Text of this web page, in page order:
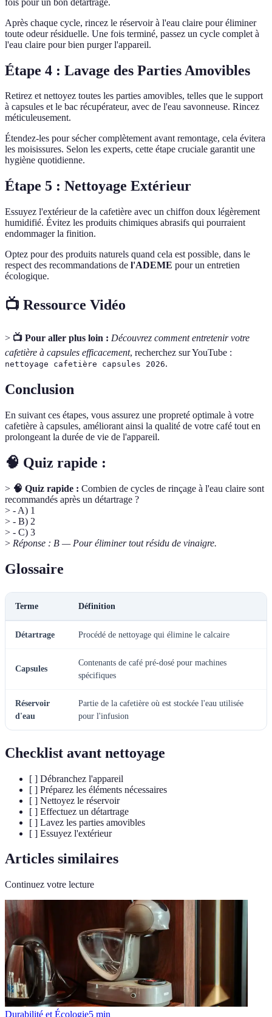
Après chaque cycle, rincez le réservoir à l'eau claire pour éliminer
toute odeur résiduelle. Une fois terminé, passez un cycle complet à
l'eau claire pour bien purger l'appareil.
Étape 4 : Lavage des Parties Amovibles
Retirez et nettoyez toutes les parties amovibles, telles que le support
à capsules et le bac récupérateur, avec de l'eau savonneuse. Rincez
méticuleusement.
Étendez-les pour sécher complètement avant remontage, cela évitera
les moisissures. Selon les experts, cette étape cruciale garantit une
hygiène quotidienne.
Étape 5 : Nettoyage Extérieur
Essuyez l'extérieur de la cafetière avec un chiffon doux légèrement
humidifié. Évitez les produits chimiques abrasifs qui pourraient
endommager la finition.
Optez pour des produits naturels quand cela est possible, dans le
respect des recommandations de l'ADEME pour un entretien
écologique.
📺 Ressource Vidéo
> 📺 Pour aller plus loin : Découvrez comment entretenir votre
cafetière à capsules efficacement, recherchez sur YouTube :
nettoyage cafetière capsules 2026.
Conclusion
En suivant ces étapes, vous assurez une propreté optimale à votre
cafetière à capsules, améliorant ainsi la qualité de votre café tout en
prolongeant la durée de vie de l'appareil.
🧠 Quiz rapide :
> 🧠 Quiz rapide : Combien de cycles de rinçage à l'eau claire sont
recommandés après un détartrage ?
> - A) 1
> - B) 2
> - C) 3
> Réponse : B — Pour éliminer tout résidu de vinaigre.
Glossaire
Terme Définition
Détartrage Procédé de nettoyage qui élimine le calcaire
Capsules
Contenants de café pré-dosé pour machines
spécifiques
Réservoir
d'eau
Partie de la cafetière où est stockée l'eau utilisée
pour l'infusion
Checklist avant nettoyage
[ ] Débranchez l'appareil
[ ] Préparez les éléments nécessaires
[ ] Nettoyez le réservoir
[ ] Effectuez un détartrage
[ ] Lavez les parties amovibles
[ ] Essuyez l'extérieur
Articles similaires
Continuez votre lecture
Durabilité et Écologie5 min